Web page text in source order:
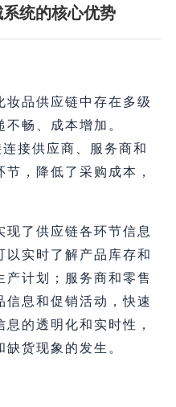
统的核心优势
妆品供应链中存在多级
畅、成本增加。
接供应商、服务商和
，降低了采购成本，
现了供应链各环节信息
以实时了解产品库存和
产计划；服务商和零售
信息和促销活动，快速
的透明化和实时性，
货现象的发生。